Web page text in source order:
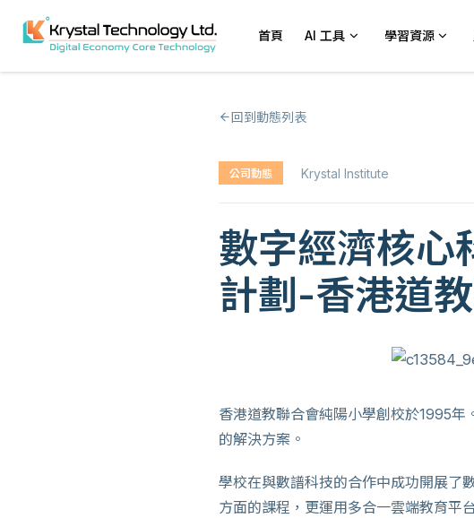
首頁 AI 工具 學習資源
回到動態列表
公司動態 Krystal Institute
數字經濟核心
計劃-香港道
香港道教聯合會純陽小學創校於1995
的解決方案。
學校在與數譜科技的合作中成功開展了
方面的課程，更運用多合一雲端教育平